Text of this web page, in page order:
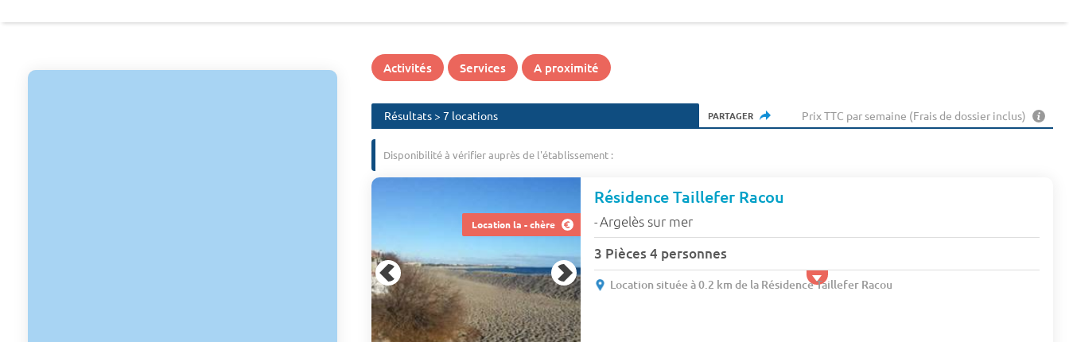
Activités Services A proximité
Résultats > 7 locations PARTAGER Prix TTC par semaine (Frais de dossier inclus)
Disponibilité à vérifier auprès de l'établissement :
Location la - chère
Résidence Taillefer Racou
-Argelès sur mer
3 Pièces 4 personnes
Location située à 0.2 km de la Résidence Taillefer Racou